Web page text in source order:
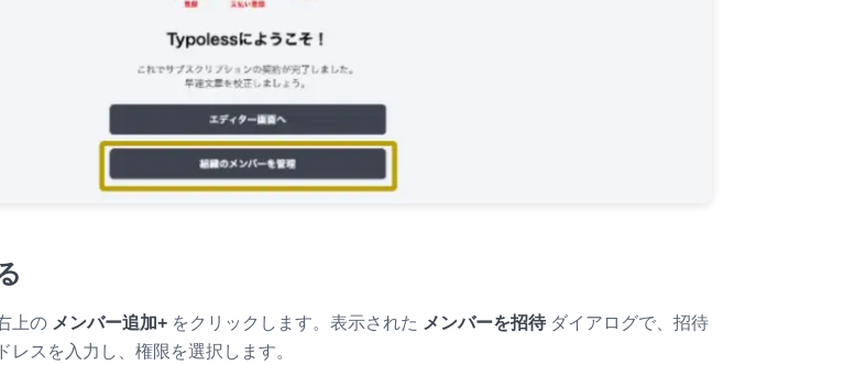
上の メンバー追加+ をクリックします。表示された メンバーを招待ダイアログで、招待
レスを入力し、権限を選択します。